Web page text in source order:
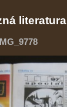
literatura